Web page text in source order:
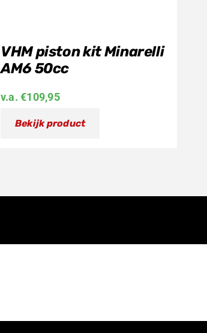
VHM piston kit Minarelli
AM6 50cc
v.a.€109,95
Bekijk product